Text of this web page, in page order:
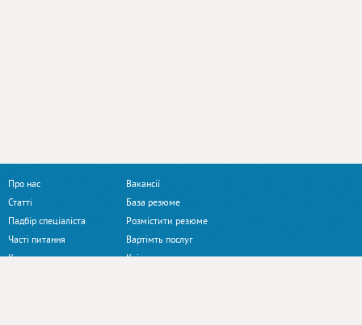
Про нас
Статті
Падбір спеціаліста
Часті питання
Контакти
Вакансії
База резюме
Розмістити резюме
Вартімть послуг
Клієнтам